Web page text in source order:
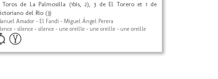
Toros de La Palmosilla (1bis, 2), 3 de El Torero et 1 de
del Rio (3)
Amador - El Fandi - Miguel Ángel Perera
- silence - silence - une oreille - une oreille - une oreille